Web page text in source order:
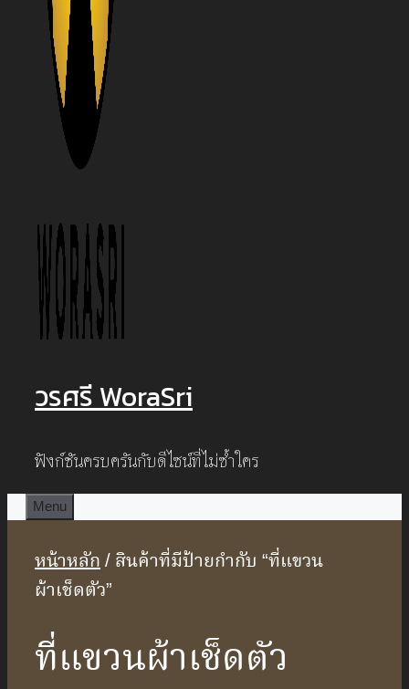
วรศรี WoraSri
ฟังก์ชันครบครันกับดีไซน์ที่ไม่ซ้ำใคร
Menu
หน้าหลัก/ สินค้าที่มีป้ายกำกับ “ที่แขวน
ผ้าเช็ดตัว”
ที่แขวนผ้าเช็ดตัว